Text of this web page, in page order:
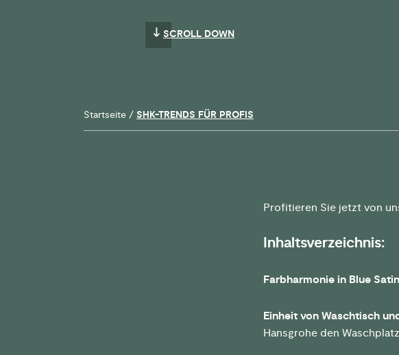
SCROLL DOWN
Startseite / SHK-TRENDS FÜR PROFIS
Profitieren Sie jetzt von
Inhaltsverzeichnis:
Farbharmonie in Blue
Einheit von Waschtisch
Hansgrohe den